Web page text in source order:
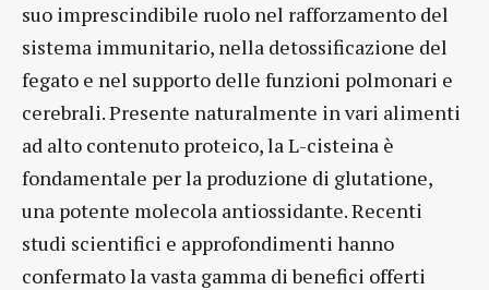
suo imprescindibile ruolo nel rafforzamento del
sistema immunitario, nella detossificazione del
fegato e nel supporto delle funzioni polmonari e
cerebrali. Presente naturalmente in vari alimenti
ad alto contenuto proteico, la L-cisteina è
fondamentale per la produzione di glutatione,
una potente molecola antiossidante. Recenti
studi scientifici e approfondimenti hanno
confermato la vasta gamma di benefici offerti